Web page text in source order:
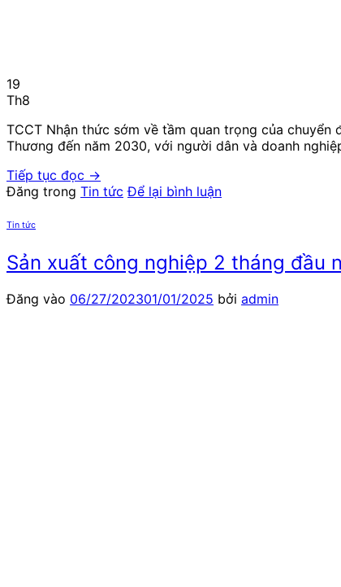
19
Th8
TCCT Nhận thức sớm về tầm quan trọng của
Thương đến năm 2030, với người dân và doanh
Tiếp tục đọc →
Đăng trong Tin tức Để lại bình luận
Tin tức
Sản xuất công nghiệp 2 tháng đầu
Đăng vào 06/27/202301/01/2025 bởi admin